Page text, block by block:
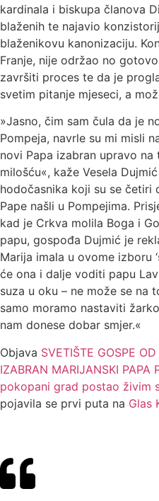
kardinala i biskupa članova
blaženih te najavio
blaženikovu kanonizaciju.
Franje, nije održao no
završiti proces te da je
svetim pitanje mjeseci, a
»Jasno, čim sam čula da je
Pompeja, navrle su mi misli
novi Papa izabran upravo
milošću«, kaže Vesela
hodočasnika koji su se četiri
Pape našli u Pompejima.
kad je Crkva molila Boga i
papu, gospođa Dujmić je
Marija imala u ovome izboru
će ona i dalje voditi papu
suza u oku – ne može se na
samo moramo nastaviti
nam donese dobar smjer.«
Objava SVETIŠTE GOSPE
IZABRAN MARIJANSKI PAPA
pokopani grad postao živim
pojavila se prvi puta na Glas